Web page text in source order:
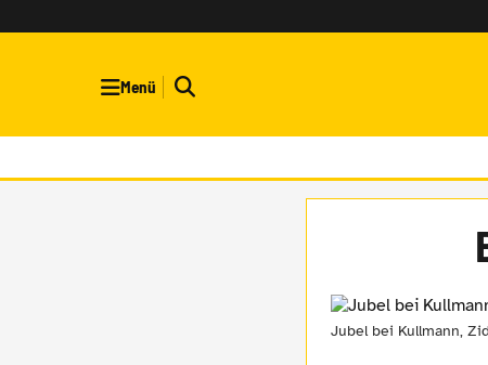
Menü
Jubel bei Kullmann,